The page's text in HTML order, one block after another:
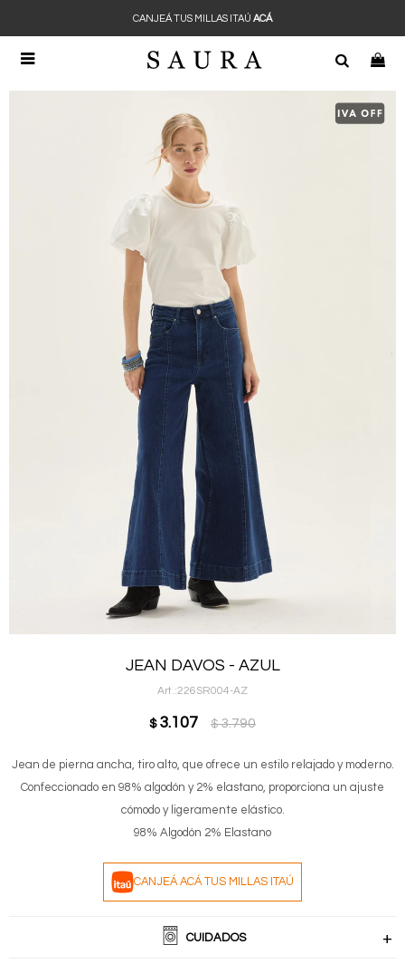

CANJEÁ TUS MILLAS ITAÚ ACÁ
JEAN DAVOS - AZUL
226SR004-AZ
$ 3.107 $ 3.790
Jean de pierna ancha, tiro alto, que ofrece un estilo relajado y moderno.
Confeccionado en 98% algodón y 2% elastano, proporciona un ajuste
cómodo y ligeramente elástico.
98% Algodón 2% Elastano
CANJEÁ ACÁ TUS MILLAS ITAÚ
CUIDADOS